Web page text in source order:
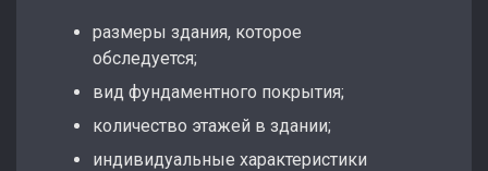
размеры здания, которое
обследуется;
вид фундаментного покрытия;
количество этажей в здании;
индивидуальные характеристики